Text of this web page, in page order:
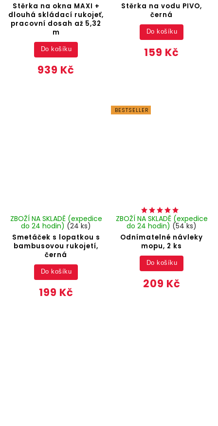
Stěrka na okna MAXI +
dlouhá skládací rukojeť,
pracovní dosah až 5,32
m
939 Kč
Do košíku
Stěrka na vodu PIVO,
černá
159 Kč
Do košíku
Smetáček s lopatkou s
bambusovou rukojetí,
černá
ZBOŽÍ NA SKLADĚ (expedice
do 24 hodin) (24 ks)
199 Kč
Do košíku
BESTSELLER
Odnímatelné návleky
mopu, 2 ks
ZBOŽÍ NA SKLADĚ (expedice
do 24 hodin) (54 ks)
209 Kč
Do košíku